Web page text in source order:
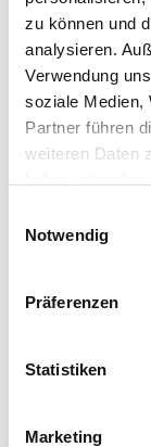
zu können und
analysieren.
Verwendung
soziale Medien,
Partner führen
weiteren Daten
Notwendig
Präferenzen
Statistiken
Marketing
into the
Silence also
nature of the
For a varied
we have